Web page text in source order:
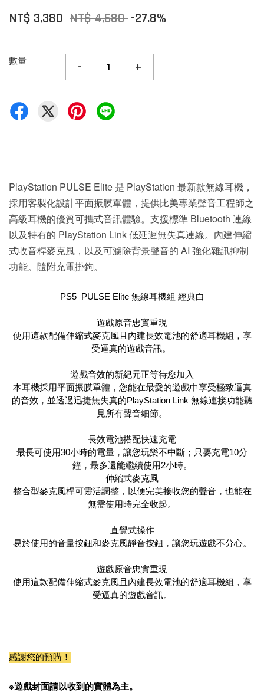
NT$ 3,380 NT$ 4,680 -27.8%
數量 - +
PlayStation PULSE Elite 是 PlayStation 最新款無線耳機，
採用客製化設計平面振膜單體，提供比美專業聲音工程師之
高級耳機的優質可攜式音訊體驗。支援標準 Bluetooth 連線
以及特有的 PlayStation Link 低延遲無失真連線。內建伸縮
式收音桿麥克風，以及可濾除背景聲音的 AI 強化雜訊抑制
功能。隨附充電掛鉤。
PS5 PULSE Elite 無線耳機組 經典白
遊戲原音忠實重現
使用這款配備伸縮式麥克風且內建長效電池的舒適耳機組，享
受逼真的遊戲音訊。
遊戲音效的新紀元正等待您加入
本耳機採用平面振膜單體，您能在最愛的遊戲中享受極致逼真
的音效，並透過迅捷無失真的PlayStation Link 無線連接功能聽
見所有聲音細節。
長效電池搭配快速充電
最長可使用30小時的電量，讓您玩樂不中斷；只要充電10分
鐘，最多還能繼續使用2小時。
伸縮式麥克風
整合型麥克風桿可靈活調整，以便完美接收您的聲音，也能在
無需使用時完全收起。
直覺式操作
易於使用的音量按鈕和麥克風靜音按鈕，讓您玩遊戲不分心。
遊戲原音忠實重現
使用這款配備伸縮式麥克風且內建長效電池的舒適耳機組，享
受逼真的遊戲音訊。
感謝您的預購！
※遊戲封面請以收到的實體為主。